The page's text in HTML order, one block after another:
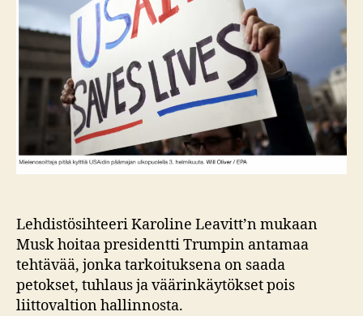
Lehdistösihteeri Karoline Leavitt’n mukaan
Musk hoitaa presidentti Trumpin antamaa
tehtävää, jonka tarkoituksena on saada
petokset, tuhlaus ja väärinkäytökset pois
liittovaltion hallinnosta.